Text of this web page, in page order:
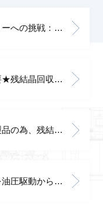
【難濾過スラリーへの挑戦：ケーキ厚と濾過速度の課題をスキミング装置で解決！】MARKⅢβ
【ろ布交換不要★残結晶回収にもうってつけ！焼結金属】MARKⅢβ
【高付加価値製品の為、残結晶を可能な限り回収したい】MARKⅢβ
【ＭＡＲＫⅢを油圧駆動からインバータ駆動へ！◎生産スケジュール短縮◎】MARKⅢβ